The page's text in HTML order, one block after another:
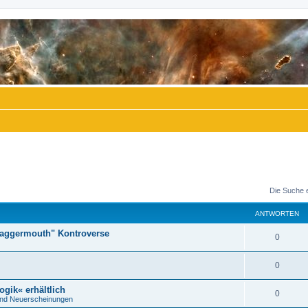
Die Suche
ANTWORTEN
Kontroverse 0A
n
w
0A
n
erhältlich
Neuerscheinungen
0A